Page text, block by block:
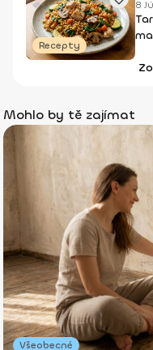
Recepty
8
Mohlo by tě zajímat
Všeobecné